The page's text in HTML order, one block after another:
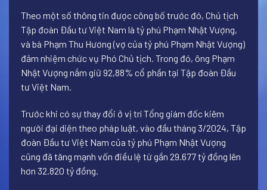
Theo một số thông tin được công bố trước đó, Chủ tịch
Tập đoàn Đầu tư Việt Nam là tỷ phú Phạm Nhật Vượng,
và bà Phạm Thu Hương (vợ của tỷ phú Phạm Nhật Vượng)
đảm nhiệm chức vụ Phó Chủ tịch. Trong đó, ông Phạm
Nhật Vượng nắm giữ 92,88% cổ phần tại Tập đoàn Đầu
tư Việt Nam.
Trước khi có sự thay đổi ở vị trí Tổng giám đốc kiêm
người đại diện theo pháp luật, vào đầu tháng 3/2024, Tập
đoàn Đầu tư Việt Nam của tỷ phú Phạm Nhật Vượng
cũng đã tăng mạnh vốn điều lệ từ gần 29.677 tỷ đồng lên
hơn 32.820 tỷ đồng.